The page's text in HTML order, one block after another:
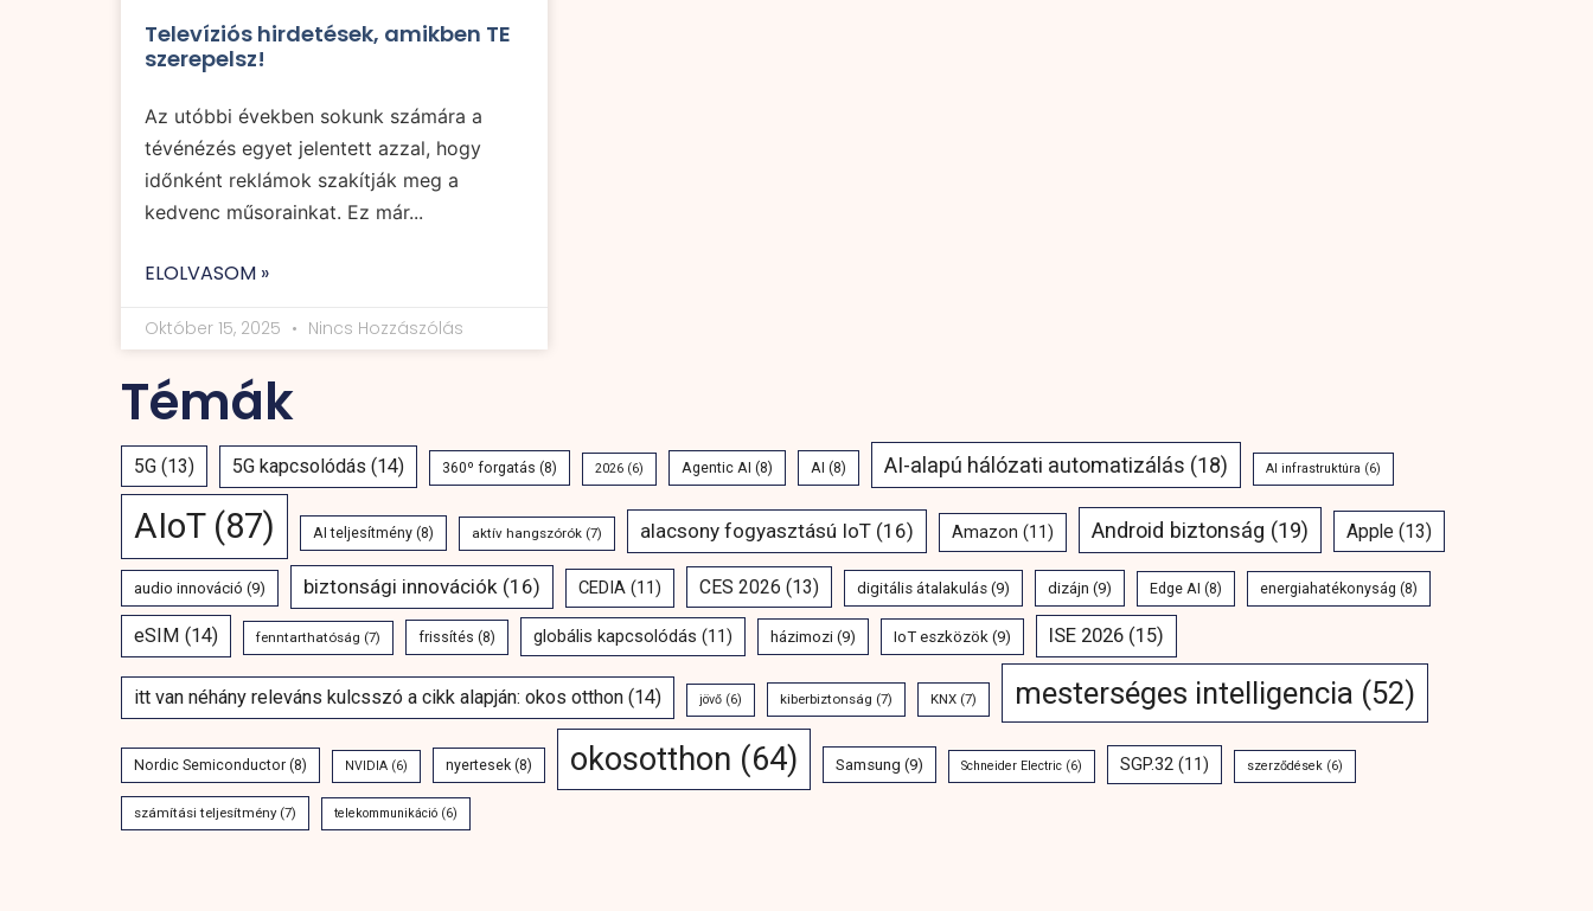
Televíziós hirdetések, amikben TE
szerepelsz!
Az utóbbi években sokunk számára a
tévénézés egyet jelentett azzal, hogy
időnként reklámok szakítják meg a
kedvenc műsorainkat. Ez már...
ELOLVASOM »
Október 15, 2025 Nincs Hozzászólás
Témák
5G (13) 5G kapcsolódás (14) 360º forgatás (8) 2026 (6) Agentic AI (8) AI (8) AI-alapú hálózati automatizálás (18) AI infrastruktúra (6)
AIoT(87) AI teljesítmény (8) aktív hangszórók (7) alacsony fogyasztású IoT (16) Amazon (11) Android biztonság (19) Apple (13)
audio innováció (9) biztonsági innovációk (16) CEDIA (11) CES 2026 (13) digitális átalakulás (9) dizájn (9) Edge AI (8) energiahatékonyság (8)
eSIM (14) fenntarthatóság (7) frissítés (8) globális kapcsolódás (11) házimozi (9) IoT eszközök (9) ISE 2026 (15)
itt van néhány releváns kulcsszó a cikk alapján: okos otthon (14) jövő (6) kiberbiztonság (7) KNX (7) mesterséges intelligencia (52)
Nordic Semiconductor (8) NVIDIA (6) nyertesek (8) okosotthon (64) Samsung (9) Schneider Electric (6) SGP.32 (11) szerződések (6)
számítási teljesítmény(7) telekommunikáció (6)